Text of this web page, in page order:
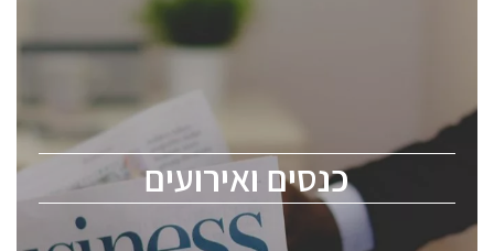
כנסים ואירועים
כנסים ואירועים
לכל העוסקים בתעשיית הסמיקונדקטור כולל מהנדסים,
ChipEx2026 will be held on May 12-13, 2026. The
conference is intended for everyone involved in the